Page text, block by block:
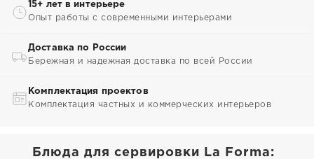
15+ лет в интерьере
Опыт работы с современными интерьерами
Доставка по России
Бережная и надежная доставка по всей России
Комплектация проектов
Комплектация частных и коммерческих интерьеров
Блюда для сервировки La Forma: